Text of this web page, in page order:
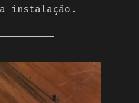
instalação.